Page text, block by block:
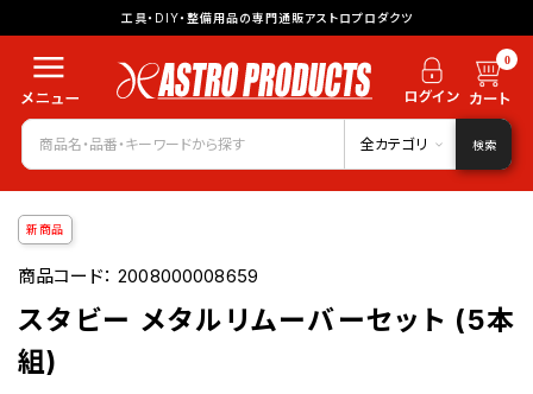
工具・DIY・整備用品の専門通販アストロプロダクツ
0
全カテゴリ 検索
新商品
商品コード：2008000008659
スタビー メタルリムーバーセット (5本
組)